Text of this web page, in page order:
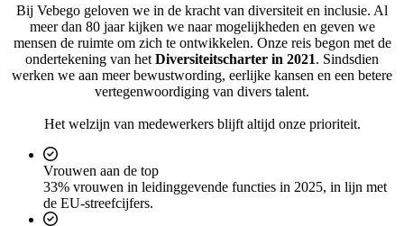
Bij Vebego geloven we in de kracht van diversiteit en inclusie. Al
meer dan 80 jaar kijken we naar mogelijkheden en geven we
mensen de ruimte om zich te ontwikkelen. Onze reis begon met de
ondertekening van het Diversiteitscharter in 2021. Sindsdien
werken we aan meer bewustwording, eerlijke kansen en een betere
vertegenwoordiging van divers talent.
Het welzijn van medewerkers blijft altijd onze prioriteit.
Vrouwen aan de top
33% vrouwen in leidinggevende functies in 2025, in lijn met
de EU-streefcijfers.